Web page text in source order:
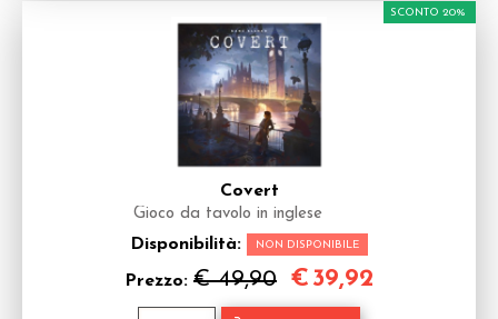
Covert
Gioco da tavolo in inglese
Disponibilità: NON DISPONIBILE
Prezzo: € 49,90
SCONTO 20%
€ 39,92